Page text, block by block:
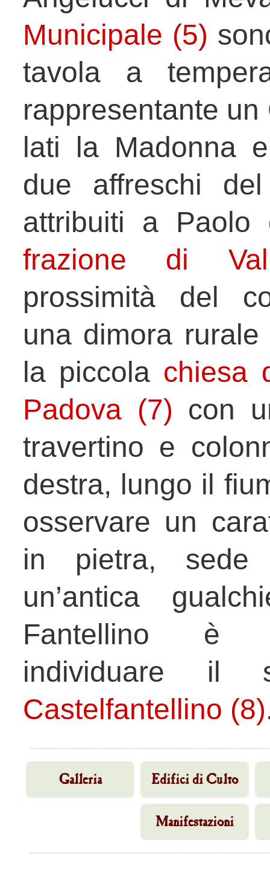
Municipale (5)
tavola a
rappresentante
lati la Madonna
due affreschi
attribuiti a Paolo
frazione di
prossimità del
una dimora rurale
la piccola chiesa
Padova (7) con
travertino e
destra, lungo il
osservare un
in pietra,
un’antica
Fantellino è
individuare il
Castelfantellino (8)
Galleria Edifici di Culto
Manifestazioni